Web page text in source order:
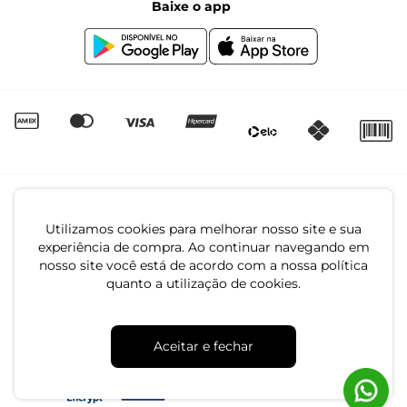
Utilizamos cookies para melhorar nosso site e sua
experiência de compra. Ao continuar navegando em
nosso site você está de acordo com a nossa política
quanto a utilização de cookies.
Aceitar e fechar
Canal de Denúncias | Ética
Igualdade Salarial
Baixe o app
CNPJ: 79.233.672/0001-05
Av. Maria Marangoni, 391 - 89129-080 - Luiz Alves - SC